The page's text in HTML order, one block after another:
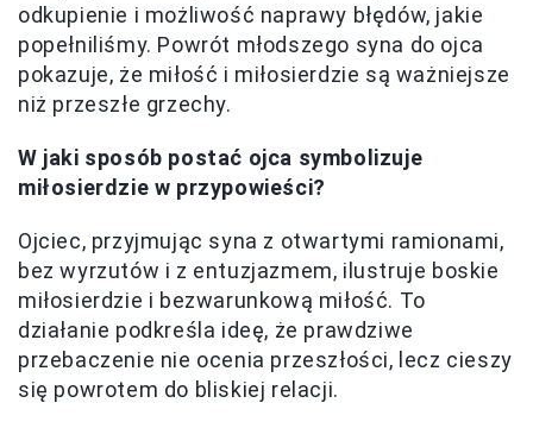
odkupienie i możliwość naprawy błędów, jakie
popełniliśmy. Powrót młodszego syna do ojca
pokazuje, że miłość i miłosierdzie są ważniejsze
niż przeszłe grzechy.
W jaki sposób postać ojca symbolizuje
miłosierdzie w przypowieści?
Ojciec, przyjmując syna z otwartymi ramionami,
bez wyrzutów i z entuzjazmem, ilustruje boskie
miłosierdzie i bezwarunkową miłość. To
działanie podkreśla ideę, że prawdziwe
przebaczenie nie ocenia przeszłości, lecz cieszy
się powrotem do bliskiej relacji.